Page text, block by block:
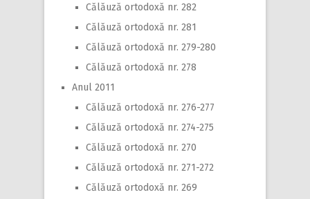
Călăuză ortodoxă nr. 282
Călăuză ortodoxă nr. 281
Călăuză ortodoxă nr. 279-280
Călăuză ortodoxă nr. 278
Anul 2011
Călăuză ortodoxă nr. 276-277
Călăuză ortodoxă nr. 274-275
Călăuză ortodoxă nr. 270
Călăuză ortodoxă nr. 271-272
Călăuză ortodoxă nr. 269